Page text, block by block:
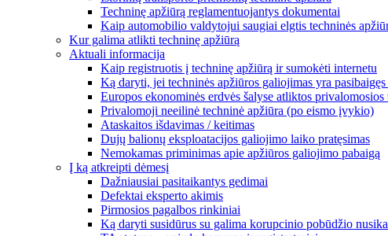
Techninę apžiūrą reglamentuojantys dokumentai
Kaip automobilio valdytojui saugiai elgtis techninės
Kur galima atlikti techninę apžiūrą
Aktuali informacija
Kaip registruotis į techninę apžiūrą ir sumokėti internetu
Ką daryti, jei techninės apžiūros galiojimas yra
Europos ekonominės erdvės šalyse atliktos
Privalomoji neeilinė techninė apžiūra (po eismo įvykio)
Ataskaitos išdavimas / keitimas
Dujų balionų eksploatacijos galiojimo laiko pratęsimas
Nemokamas priminimas apie apžiūros galiojimo pabaigą
Į ką atkreipti dėmesį
Dažniausiai pasitaikantys gedimai
Defektai eksperto akimis
Pirmosios pagalbos rinkiniai
Ką daryti susidūrus su galima korupcinio pobūdžio